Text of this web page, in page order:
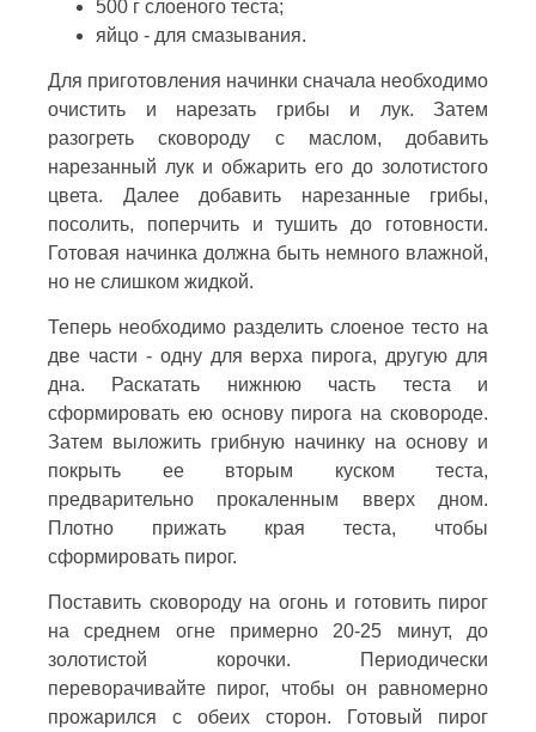
500 г слоеного теста;
яйцо - для смазывания.
Для приготовления начинки сначала необходимо
очистить и нарезать грибы и лук. Затем
разогреть сковороду с маслом, добавить
нарезанный лук и обжарить его до золотистого
цвета. Далее добавить нарезанные грибы,
посолить, поперчить и тушить до готовности.
Готовая начинка должна быть немного влажной,
но не слишком жидкой.
Теперь необходимо разделить слоеное тесто на
две части - одну для верха пирога, другую для
дна. Раскатать нижнюю часть теста и
сформировать ею основу пирога на сковороде.
Затем выложить грибную начинку на основу и
покрыть ее вторым куском теста,
предварительно прокаленным вверх дном.
Плотно прижать края теста, чтобы
сформировать пирог.
Поставить сковороду на огонь и готовить пирог
на среднем огне примерно 20-25 минут, до
золотистой корочки. Периодически
переворачивайте пирог, чтобы он равномерно
прожарился с обеих сторон. Готовый пирог